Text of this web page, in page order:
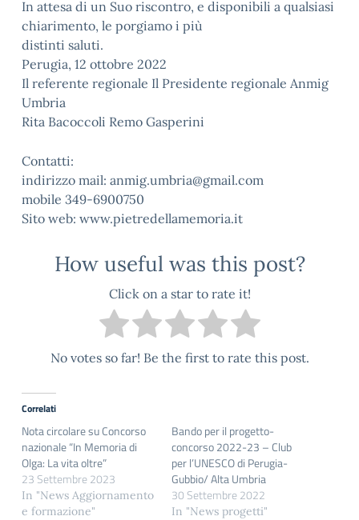
In attesa di un Suo riscontro, e disponibili a qualsiasi
chiarimento, le porgiamo i più
distinti saluti.
Perugia, 12 ottobre 2022
Il referente regionale Il Presidente regionale Anmig
Umbria
Rita Bacoccoli Remo Gasperini
Contatti:
indirizzo mail: anmig.umbria@gmail.com
mobile 349-6900750
Sito web: www.pietredellamemoria.it
How useful was this post?
Click on a star to rate it!
No votes so far! Be the first to rate this post.
Correlati
Nota circolare su Concorso
nazionale “In Memoria di
Olga: La vita oltre”
23 Settembre 2023
In "News Aggiornamento
e formazione"
Bando per il progetto-
concorso 2022-23 – Club
per l’UNESCO di Perugia-
Gubbio/ Alta Umbria
30 Settembre 2022
In "News progetti"